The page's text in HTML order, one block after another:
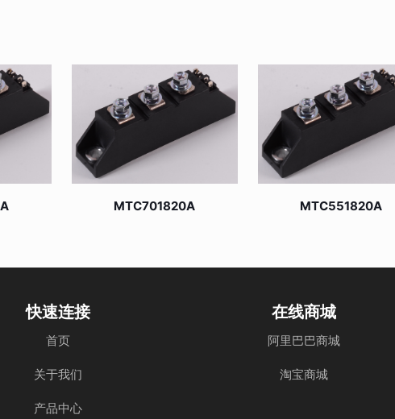
MTC701820A MTC551820A
快速连接
首页
关于我们
产品中心
在线商城
阿里巴巴商城
淘宝商城